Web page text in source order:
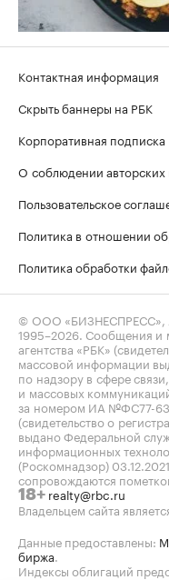
Контактная информация
Скрыть баннеры на РБК
Корпоративная подписка
О соблюдении авторских
Пользовательское
Политика в отношении
Политика обработки
© ООО «БИЗНЕСПРЕСС»,
1995–2026 . Сообщения
агентства «РБК»
массовой информации
по надзору в сфере
и массовых
за номером ИА №ФС77-
(свидетельство о
выдано Федеральной
информационных
(Роскомнадзор)
сопровождаются
18+ realty@rbc.ru
Владельцем сайта
Данные предоставлены:
биржа
Индексы облигаций